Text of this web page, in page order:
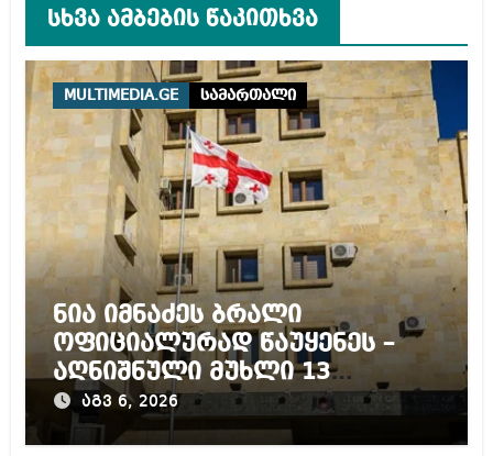
სხვა ამბების წაკითხვა
MULTIMEDIA.GE სამართალი
ნია იმნაძეს ბრალი
ოფიციალურად წაუყენეს –
აღნიშნული მუხლი 13
წლამდე პატიმრობას
ითვალისწინებს
აგვ 6, 2026